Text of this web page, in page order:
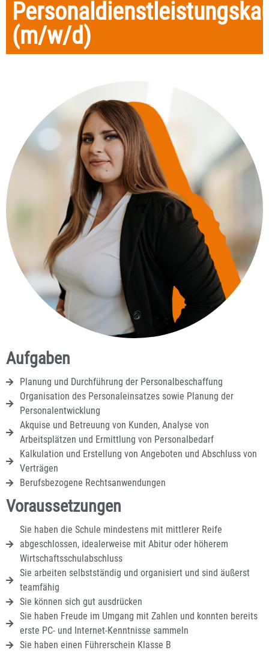
(m/w/d)
Aufgaben
Planung und Durchführung der Personalbeschaffung
Organisation des Personaleinsatzes sowie Planung der
Personalentwicklung
Akquise und Betreuung von Kunden, Analyse von
Arbeitsplätzen und Ermittlung von Personalbedarf
Kalkulation und Erstellung von Angeboten und Abschluss von
Verträgen
Berufsbezogene Rechtsanwendungen
Voraussetzungen
Sie haben die Schule mindestens mit mittlerer Reife
abgeschlossen, idealerweise mit Abitur oder höherem
Wirtschaftsschulabschluss
Sie arbeiten selbstständig und organisiert und sind äußerst
teamfähig
Sie können sich gut ausdrücken
Sie haben Freude im Umgang mit Zahlen und konnten bereits
erste PC- und Internet-Kenntnisse sammeln
Sie haben einen Führerschein Klasse B